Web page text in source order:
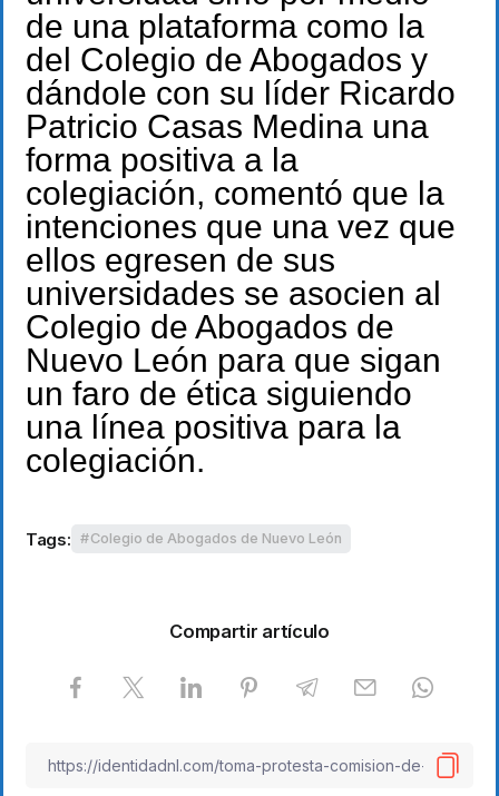
de una plataforma como la
del Colegio de Abogados y
dándole con su líder Ricardo
Patricio Casas Medina una
forma positiva a la
colegiación, comentó que la
intenciones que una vez que
ellos egresen de sus
universidades se asocien al
Colegio de Abogados de
Nuevo León para que sigan
un faro de ética siguiendo
una línea positiva para la
colegiación.
Tags: Colegio de Abogados de Nuevo León
Compartir artículo